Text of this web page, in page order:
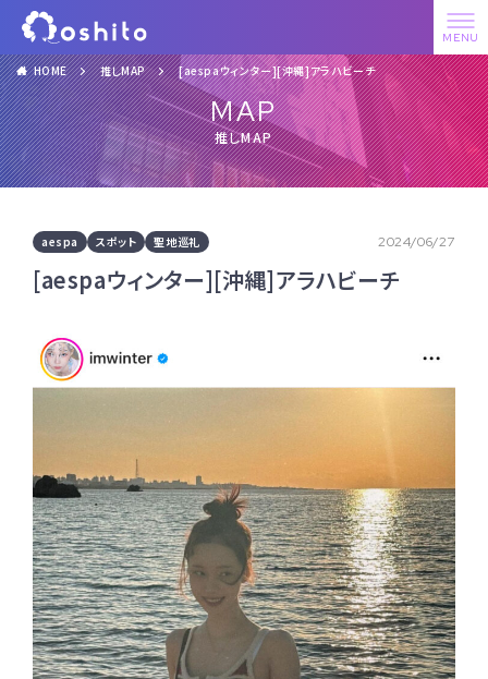
HOME 推しMAP [aespaウィンター][沖縄]アラハビーチ
MAP
推しMAP
aespa スポット 聖地巡礼 2024/06/27
[aespaウィンター][沖縄]アラハビーチ